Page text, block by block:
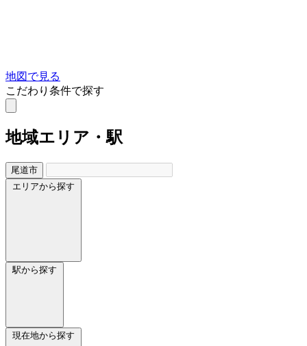
地図で見る
こだわり条件で探す
地域エリア・駅
尾道市
エリアから探す
駅から探す
現在地から探す